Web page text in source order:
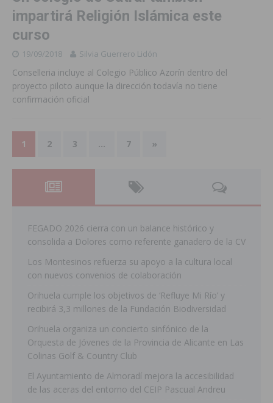
impartirá Religión Islámica este
curso
19/09/2018 Silvia Guerrero Lidón
Conselleria incluye al Colegio Público Azorín dentro del
proyecto piloto aunque la dirección todavía no tiene
confirmación oficial
1 2 3 … 7 »
FEGADO 2026 cierra con un balance histórico y
consolida a Dolores como referente ganadero de la CV
Los Montesinos refuerza su apoyo a la cultura local
con nuevos convenios de colaboración
Orihuela cumple los objetivos de ‘Refluye Mi Río’ y
recibirá 3,3 millones de la Fundación Biodiversidad
Orihuela organiza un concierto sinfónico de la
Orquesta de Jóvenes de la Provincia de Alicante en Las
Colinas Golf & Country Club
El Ayuntamiento de Almoradí mejora la accesibilidad
de las aceras del entorno del CEIP Pascual Andreu